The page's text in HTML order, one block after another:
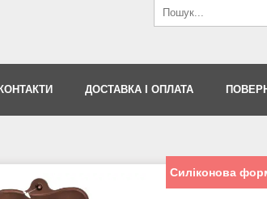
КОНТАКТИ ДОСТАВКА І ОПЛАТА
Силіконова